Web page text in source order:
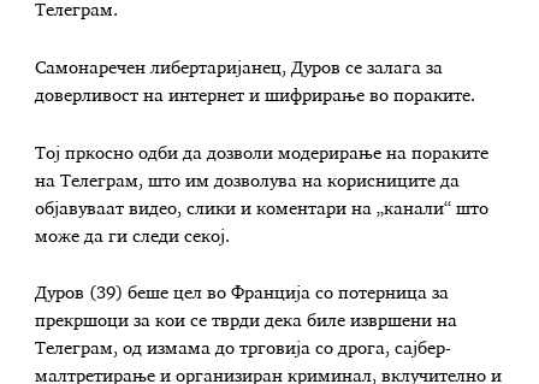
Телеграм.
Самонаречен либертаријанец, Дуров се залага за
доверливост на интернет и шифрирање во пораките.
Тој пркосно одби да дозволи модерирање на пораките
на Телеграм, што им дозволува на корисниците да
објавуваат видео, слики и коментари на „канали“ што
може да ги следи секој.
Дуров (39) беше цел во Франција со потерница за
прекршоци за кои се тврди дека биле извршени на
Телеграм, од измама до трговија со дрога, сајбер-
малтретирање и организиран криминал, вклучително и